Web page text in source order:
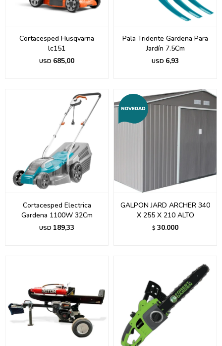
Cortacesped Husqvarna
lc151
USD 685,00
Pala Tridente Gardena Para
Jardín 7.5Cm
USD 6,93
Cortacesped Electrica
Gardena 1100W 32Cm
USD 189,33
GALPON JARD ARCHER 340
X 255 X 210 ALTO
$ 30.000